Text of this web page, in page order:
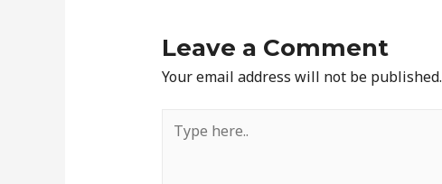
Leave a Comment
Your email address will not be published.
here..